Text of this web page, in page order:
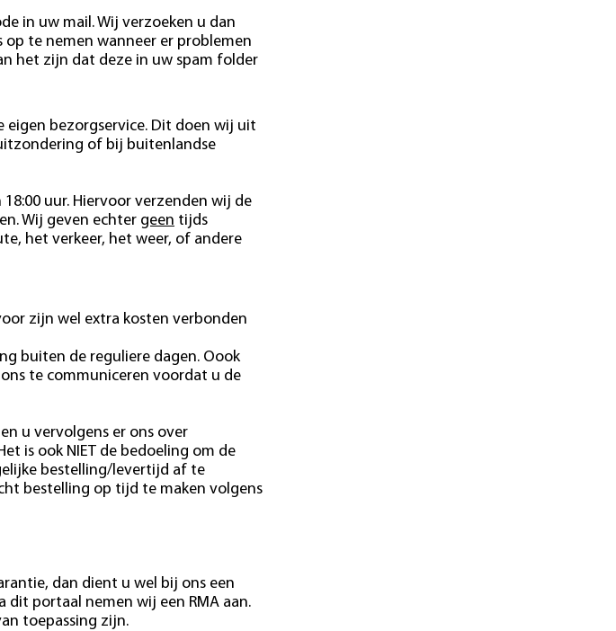
in uw mail. Wij verzoeken u dan
te nemen wanneer er problemen
het zijn dat deze in uw spam folder
bezorgservice. Dit doen wij uit
of bij buitenlandse
uur. Hiervoor verzenden wij de
Wij geven echter geen tijds
het verkeer, het weer, of andere
zijn wel extra kosten verbonden
buiten de reguliere dagen. Oook
te communiceren voordat u de
u vervolgens er ons over
is ook NIET de bedoeling om de
bestelling/levertijd af te
bestelling op tijd te maken volgens
dan dient u wel bij ons een
dit portaal nemen wij een RMA aan.
toepassing zijn.